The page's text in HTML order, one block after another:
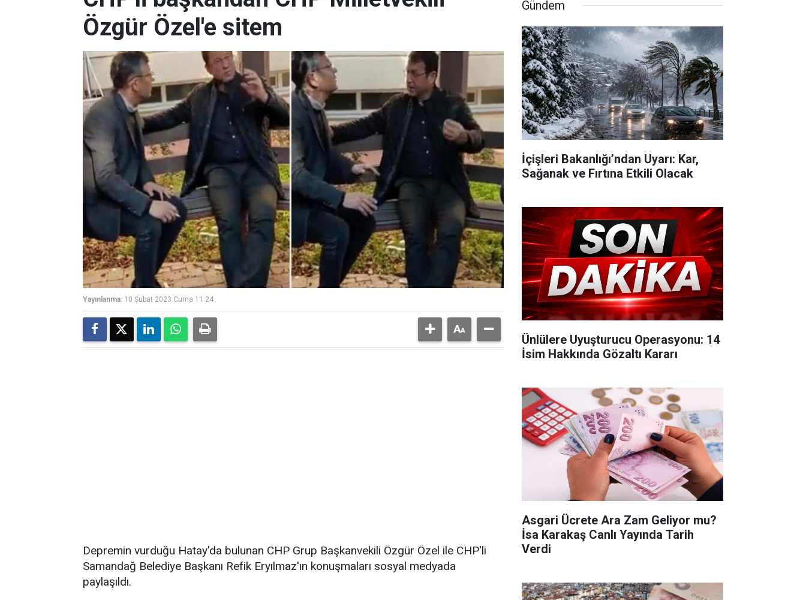
Özgür Özel'e sitem
Yayınlanma: 10 Şubat 2023 Cuma 11:24
Depremin vurduğu Hatay'da bulunan CHP Grup Başkanvekili Özgür Özel ile CHP'li
Samandağ Belediye Başkanı Refik Eryılmaz'ın konuşmaları sosyal medyada
paylaşıldı.
Gündem
İçişleri Bakanlığı’ndan Uyarı: Kar,
Sağanak ve Fırtına Etkili Olacak
Ünlülere Uyuşturucu Operasyonu: 14
İsim Hakkında Gözaltı Kararı
Asgari Ücrete Ara Zam Geliyor mu?
İsa Karakaş Canlı Yayında Tarih
Verdi